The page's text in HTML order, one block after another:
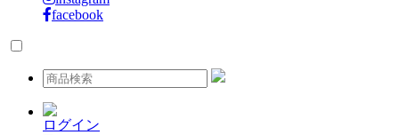
facebook
ログイン